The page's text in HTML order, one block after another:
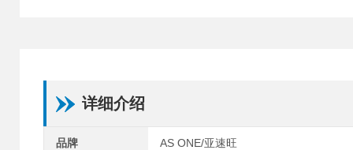
详细介绍
品牌 AS ONE/亚速旺